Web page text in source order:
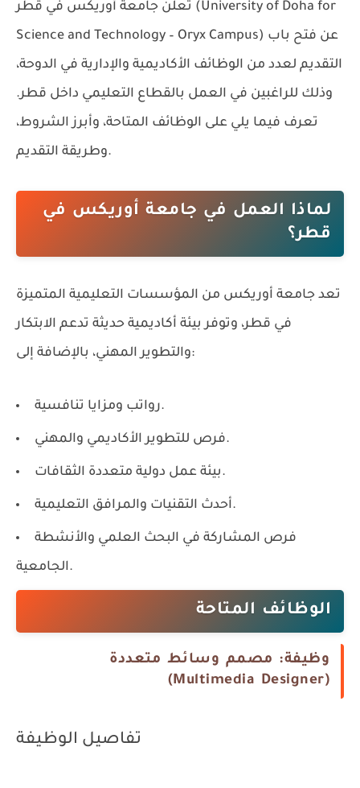
تعلن جامعة أوريكس في قطر (University of Doha for
Science and Technology – Oryx Campus)
التقديم لعدد من الوظائف الأكاديمية والإدارية في الدوحة،
وذلك للراغبين في العمل بالقطاع التعليمي داخل قطر.
تعرف فيما يلي على الوظائف المتاحة، وأبرز الشروط،
وطريقة التقديم.
لماذا العمل في جامعة أوريكس في
قطر؟
تعد جامعة أوريكس من المؤسسات التعليمية المتميزة
في قطر، وتوفر بيئة أكاديمية حديثة تدعم الابتكار
والتطوير المهني، بالإضافة إلى:
رواتب ومزايا تنافسية.
فرص للتطوير الأكاديمي والمهني.
بيئة عمل دولية متعددة الثقافات.
أحدث التقنيات والمرافق التعليمية.
فرص المشاركة في البحث العلمي والأنشطة
الجامعية.
الوظائف المتاحة
وظيفة: مصمم وسائط متعددة
(Multimedia Designer)
تفاصيل الوظيفة